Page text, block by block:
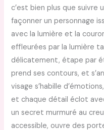
c’est bien plus que suivre
façonner un personnage
avec la lumière et la
effleurées par la lumière
délicatement, étape par
prend ses contours, et
visage s’habille
et chaque détail éclot
un secret murmuré au
accessible, ouvre des